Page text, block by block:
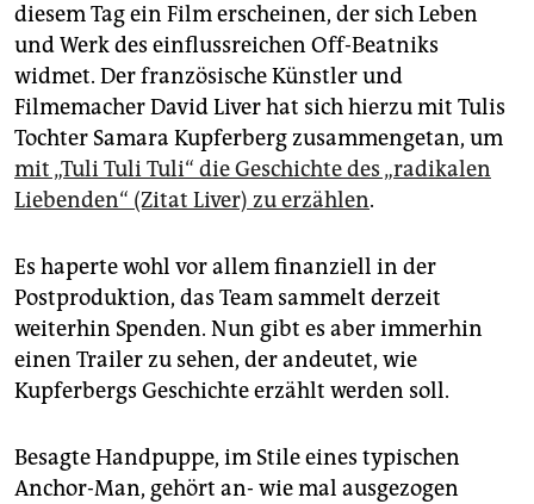
diesem Tag ein Film erscheinen, der sich Leben
und Werk des einflussreichen Off-Beatniks
widmet. Der französische Künstler und
Filmemacher David Liver hat sich hierzu mit Tulis
Tochter Samara Kupferberg zusammengetan, um
mit „Tuli Tuli Tuli“ die Geschichte des „radikalen
Liebenden“ (Zitat Liver) zu erzählen.
Es haperte wohl vor allem finanziell in der
Postproduktion, das Team sammelt derzeit
weiterhin Spenden. Nun gibt es aber immerhin
einen Trailer zu sehen, der andeutet, wie
Kupferbergs Geschichte erzählt werden soll.
Besagte Handpuppe, im Stile eines typischen
Anchor-Man, gehört an- wie mal ausgezogen